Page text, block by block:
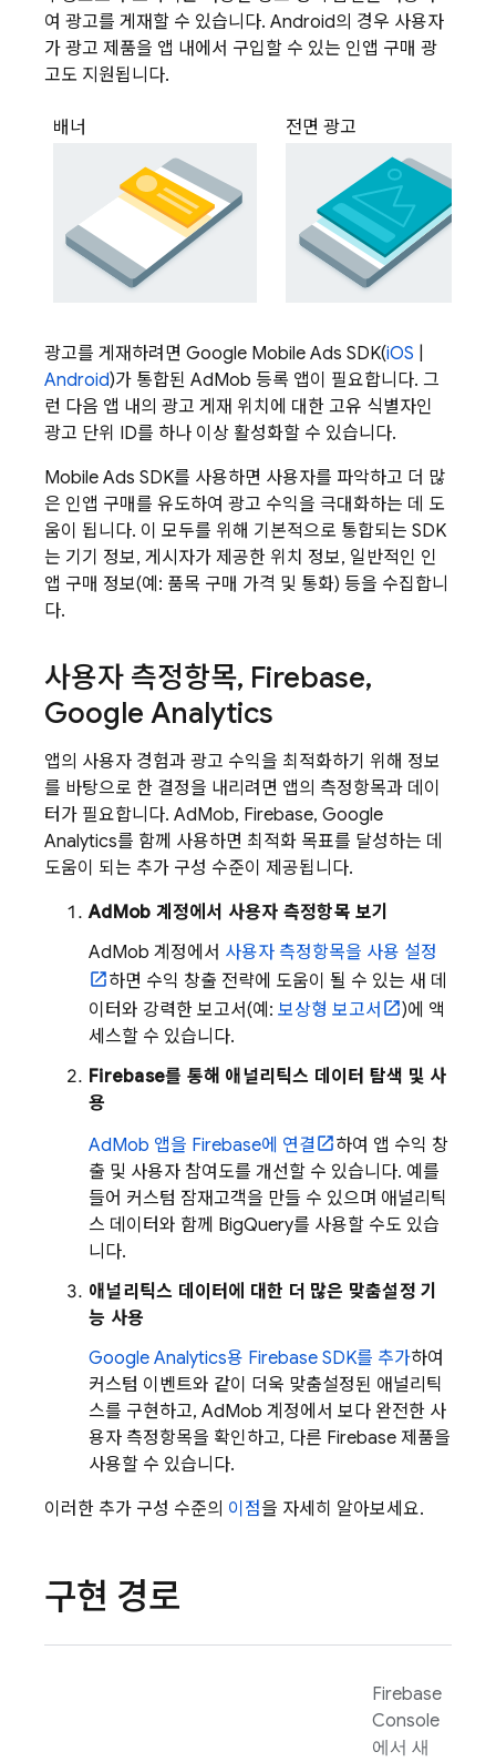
여 광고를 게재할 수 있습니다. Android의 경우 사용자
가 광고 제품을 앱 내에서 구입할 수 있는 인앱 구매 광
고도 지원됩니다.
배너 전면 광고
광고를 게재하려면 Google Mobile Ads SDK(iOS
Android)가 통합된 AdMob 등록 앱이 필요합니다. 그
런 다음 앱 내의 광고 게재 위치에 대한 고유 식별자인
광고 단위 ID를 하나 이상 활성화할 수 있습니다.
Mobile Ads SDK를 사용하면 사용자를 파악하고 더 많
은 인앱 구매를 유도하여 광고 수익을 극대화하는 데 도
움이 됩니다. 이 모두를 위해 기본적으로 통합되는 SDK
는 기기 정보, 게시자가 제공한 위치 정보, 일반적인 인
앱 구매 정보(예: 품목 구매 가격 및 통화) 등을 수집합니
다.
사용자 측정항목, Firebase,
Google Analytics
앱의 사용자 경험과 광고 수익을 최적화하기 위해 정보
를 바탕으로 한 결정을 내리려면 앱의 측정항목과 데이
터가 필요합니다. AdMob, Firebase, Google
Analytics를 함께 사용하면 최적화 목표를 달성하는 데
도움이 되는 추가 구성 수준이 제공됩니다.
AdMob 계정에서 사용자 측정항목 보기
AdMob 계정에서 사용자 측정항목을 사용 설정
하면 수익 창출 전략에 도움이 될 수 있는 새 데
이터와 강력한 보고서(예: 보상형 보고서
)에 액
세스할 수 있습니다.
Firebase를 통해 애널리틱스 데이터 탐색 및 사
용
AdMob 앱을 Firebase에 연결
하여 앱 수익 창
출 및 사용자 참여도를 개선할 수 있습니다. 예를
들어 커스텀 잠재고객을 만들 수 있으며 애널리틱
스 데이터와 함께 BigQuery를 사용할 수도 있습
니다.
애널리틱스 데이터에 대한 더 많은 맞춤설정 기
능 사용
Google Analytics용 Firebase SDK를 추가하여
커스텀 이벤트와 같이 더욱 맞춤설정된 애널리틱
스를 구현하고, AdMob 계정에서 보다 완전한 사
용자 측정항목을 확인하고, 다른 Firebase 제품을
사용할 수 있습니다.
이러한 추가 구성 수준의 이점을 자세히 알아보세요.
구현 경로
Firebase
Console
에서 새